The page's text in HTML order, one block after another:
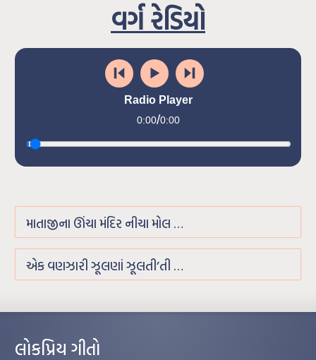
વર્ગ રેડિયો
Radio Player
0:00/0:00
માતાજીના ઊંચા મંદિર નીચા મોલ …
એક વણઝારી ઝૂલણાં ઝૂલતી’તી …
લોકપ્રિય ગીતો